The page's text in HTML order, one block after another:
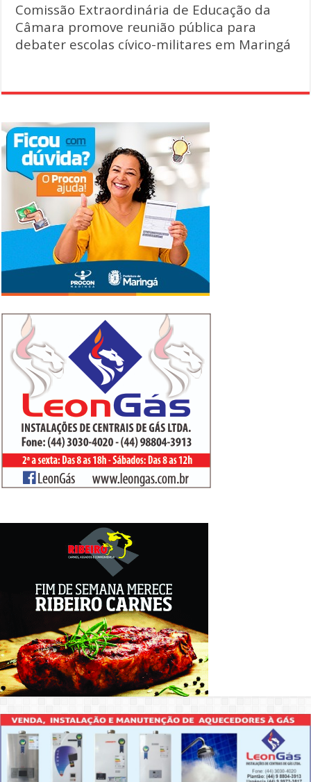
Comissão Extraordinária de Educação da
Câmara promove reunião pública para
debater escolas cívico-militares em Maringá